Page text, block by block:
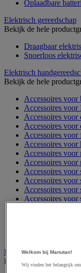
Oplaadbare
Elektrisch gereedschap
Bekijk de hele
Draagbaar
Snoerloos
Elektrisch
Bekijk de hele
Accessoires voor
Accessoires voor
Accessoires voor
Accessoires voor
Accessoires voor
Accessoires voor
Accessoires voor
Accessoires voor
Accessoires voor
Accessoires voor
Accessoires voor
Accessoires voor
Elektrische toebehoren
Bekijk de hele
Welkom bij Manutan!
Wij vinden het belangrijk om